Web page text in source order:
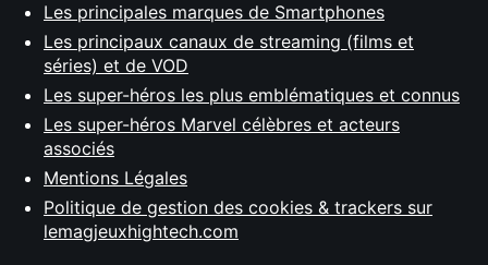
Les principales marques de Smartphones
Les principaux canaux de streaming (films et
séries) et de VOD
Les super-héros les plus emblématiques et connus
Les super-héros Marvel célèbres et acteurs
associés
Mentions Légales
Politique de gestion des cookies & trackers sur
lemagjeuxhightech.com